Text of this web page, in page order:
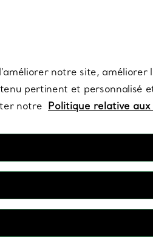
notre site,
pertinent et personnalisé
notre Politique relative aux